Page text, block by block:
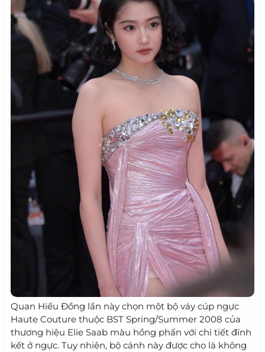
Quan Hiểu Đồng lần này chọn một bộ váy cúp ngực
Haute Couture thuộc BST Spring/Summer 2008 của
thương hiệu Elie Saab màu hồng phấn với chi tiết đính
kết ở ngực. Tuy nhiên, bộ cánh này được cho là không